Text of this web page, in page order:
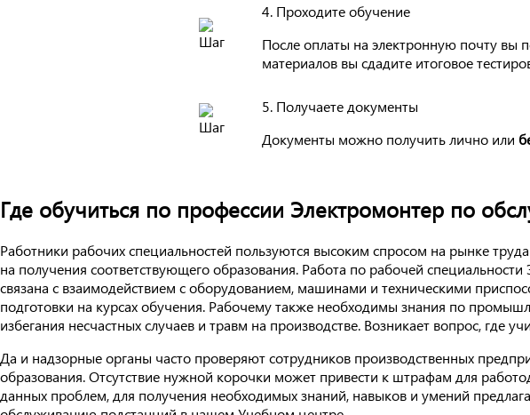
4. Проходите обучение
После оплаты на электронную почту вы
материалов вы сдадите итоговое
5. Получаете документы
Документы можно получить лично или
Где обучиться по профессии Электромонтер по
Работники рабочих специальностей пользуются высоким спросом на рынке
на получения соответствующего образования. Работа по рабочей
связана с взаимодействием с оборудованием, машинами и техническими
подготовки на курсах обучения. Рабочему также необходимы знания по
избегания несчастных случаев и травм на производстве. Возникает вопрос, где
Да и надзорные органы часто проверяют сотрудников производственных
образования. Отсутствие нужной корочки может привести к штрафам для
данных проблем, для получения необходимых знаний, навыков и умений